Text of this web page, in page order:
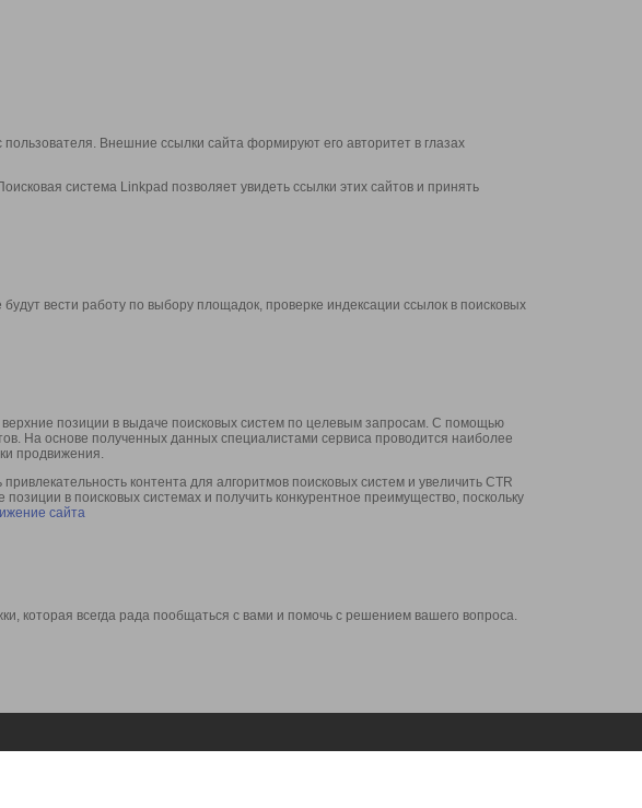
Внешние ссылки сайта формируют его авторитет в глазах
система Linkpad позволяет увидеть ссылки этих сайтов и принять
вести работу по выбору площадок, проверке индексации ссылок в поисковых
позиции в выдаче поисковых систем по целевым запросам. С помощью
На основе полученных данных специалистами сервиса проводится наиболее
продвижения.
контента для алгоритмов поисковых систем и увеличить CTR
в поисковых системах и получить конкурентное преимущество, поскольку
сайта
которая всегда рада пообщаться с вами и помочь с решением вашего вопроса.